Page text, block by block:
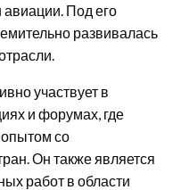
авиации. Под его
развивалась
участвует в
и форумах, где
со
Он также является
работ в области